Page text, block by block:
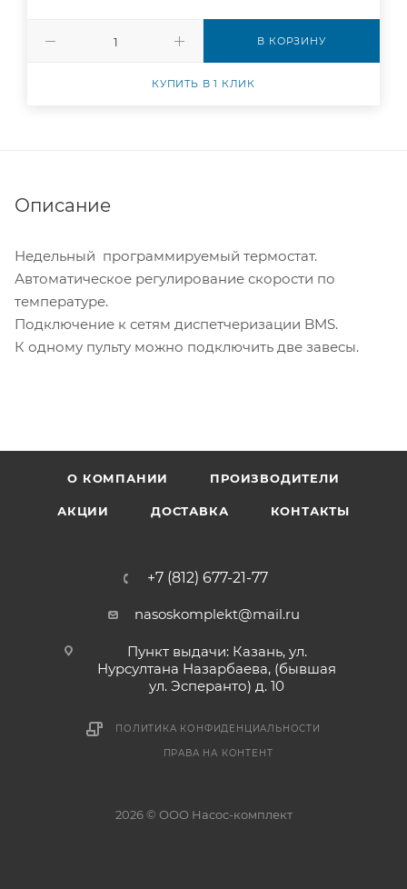
В КОРЗИНУ
КУПИТЬ В 1 КЛИК
Описание
Недельный программируемый термостат.
Автоматическое регулирование скорости по
температуре.
Подключение к сетям диспетчеризации BMS.
К одному пульту можно подключить две завесы.
О КОМПАНИИ ПРОИЗВОДИТЕЛИ
АКЦИИ ДОСТАВКА КОНТАКТЫ
+7 (812) 677-21-77
nasoskomplekt@mail.ru
Пункт выдачи: Казань, ул.
Нурсултана Назарбаева, (бывшая
ул. Эсперанто) д. 10
ПОЛИТИКА КОНФИДЕНЦИАЛЬНОСТИ
ПРАВА НА КОНТЕНТ
2026 © ООО Насос-комплект